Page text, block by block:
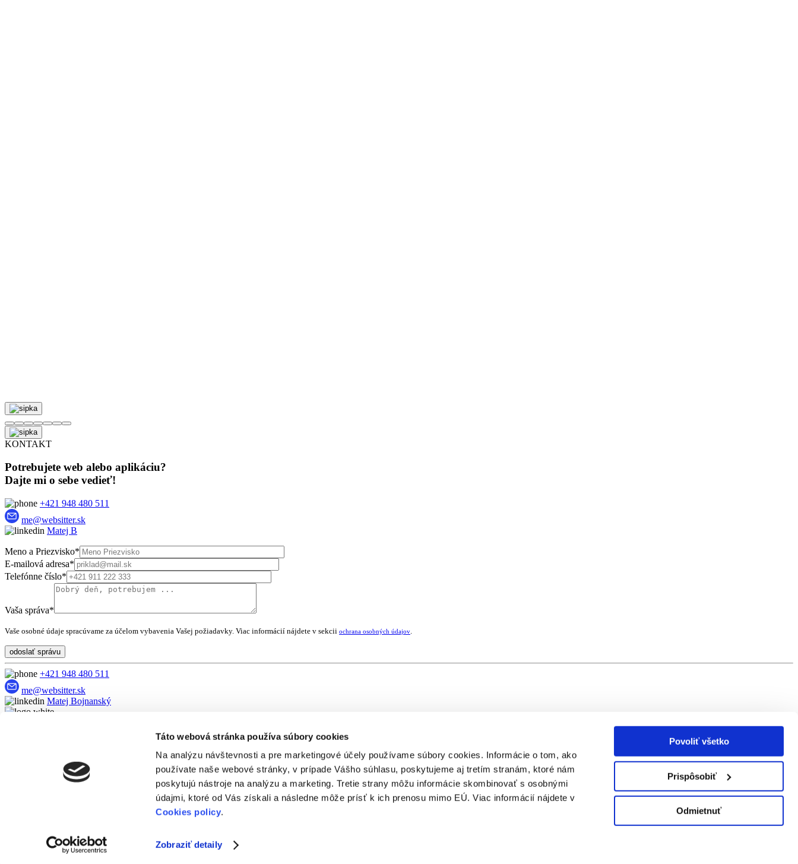
Táto webová stránka používa súbory cookies
Na analýzu návštevnosti a pre marketingové účely používame súbory cookies. Informácie o tom, ako
používate naše webové stránky, v prípade Vášho súhlasu, poskytujeme aj tretím stranám, ktoré nám
poskytujú nástroje na analýzu a marketing. Tretie strany môžu informácie skombinovať s osobnými
údajmi, ktoré od Vás získali a následne môže prísť k ich prenosu mimo EÚ. Viac informácií nájdete v
Cookies policy.
Zobraziť detaily
Povoliť všetko
Prispôsobiť
Odmietnuť
KONTAKT
Potrebujete web alebo aplikáciu?
Dajte mi o sebe vedieť!
+421 948 480 511
me@websitter.sk
Matej B
Meno a Priezvisko*
E-mailová adresa*
Telefónne číslo*
Vaša správa*
Vaše osobné údaje spracúvame za účelom vybavenia Vašej požiadavky. Viac informácií nájdete v sekcii ochrana osobných údajov
odoslať správu
+421 948 480 511
me@websitter.sk
Matej Bojnanský
Moja práca a ReferencieKontakt
Ochrana osobných údajov Cookies Policy
© 2022 - Všetky práva vyhradené.